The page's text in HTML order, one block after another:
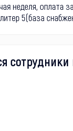
неделя, оплата
5(база